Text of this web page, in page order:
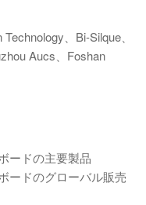
、Bi-Silque、
Aucs、Foshan
ドの主要製品
ドのグローバル販売